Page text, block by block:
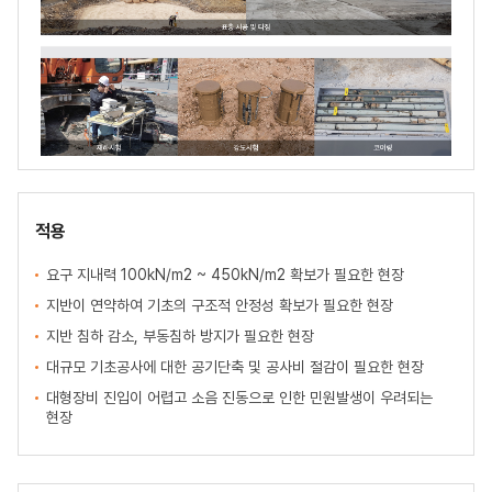
적용
요구 지내력 100kN/m2 ~ 450kN/m2 확보가 필요한 현장
지반이 연약하여 기초의 구조적 안정성 확보가 필요한 현장
지반 침하 감소, 부동침하 방지가 필요한 현장
대규모 기초공사에 대한 공기단축 및 공사비 절감이 필요한 현장
대형장비 진입이 어렵고 소음 진동으로 인한 민원발생이 우려되는
현장